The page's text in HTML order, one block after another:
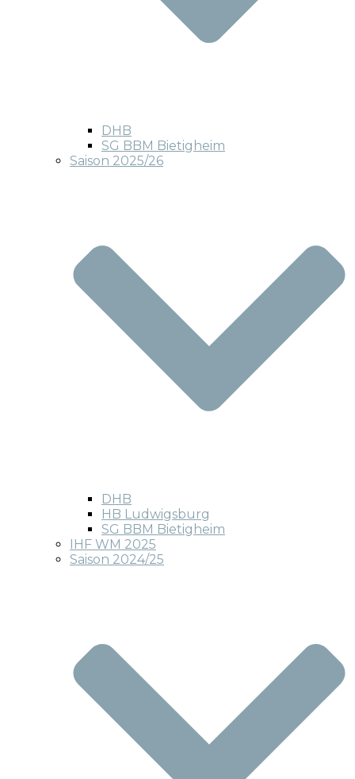
DHB
SG BBM Bietigheim
Saison 2025/26
DHB
HB Ludwigsburg
SG BBM Bietigheim
IHF WM 2025
Saison 2024/25